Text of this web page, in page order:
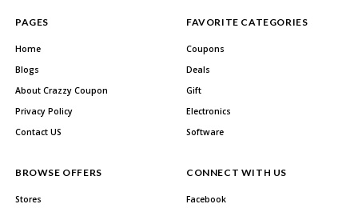
PAGES
Home
Blogs
About Crazzy Coupon
Privacy Policy
Contact US
FAVORITE CATEGORIES
Coupons
Deals
Gift
Electronics
Software
BROWSE OFFERS
Stores
CONNECT WITH US
Facebook